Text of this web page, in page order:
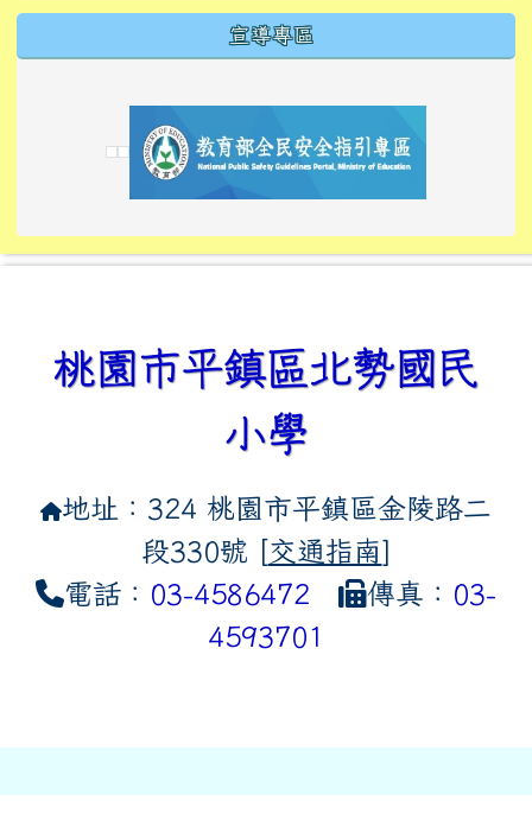
宣導專區
link to https://
link to https://10000.gov.tw/
link to https://
link to https://10000.gov.tw/
link to https://
link to https://
link to https://i.win.org.tw/
link to https://
link to https://
link to https://
link to https://
桃園市平鎮區北勢國民
小學
地址：324 桃園市平鎮區金陵路二
段330號 [交通指南]
電話： 03-4586472 傳真： 03-
4593701